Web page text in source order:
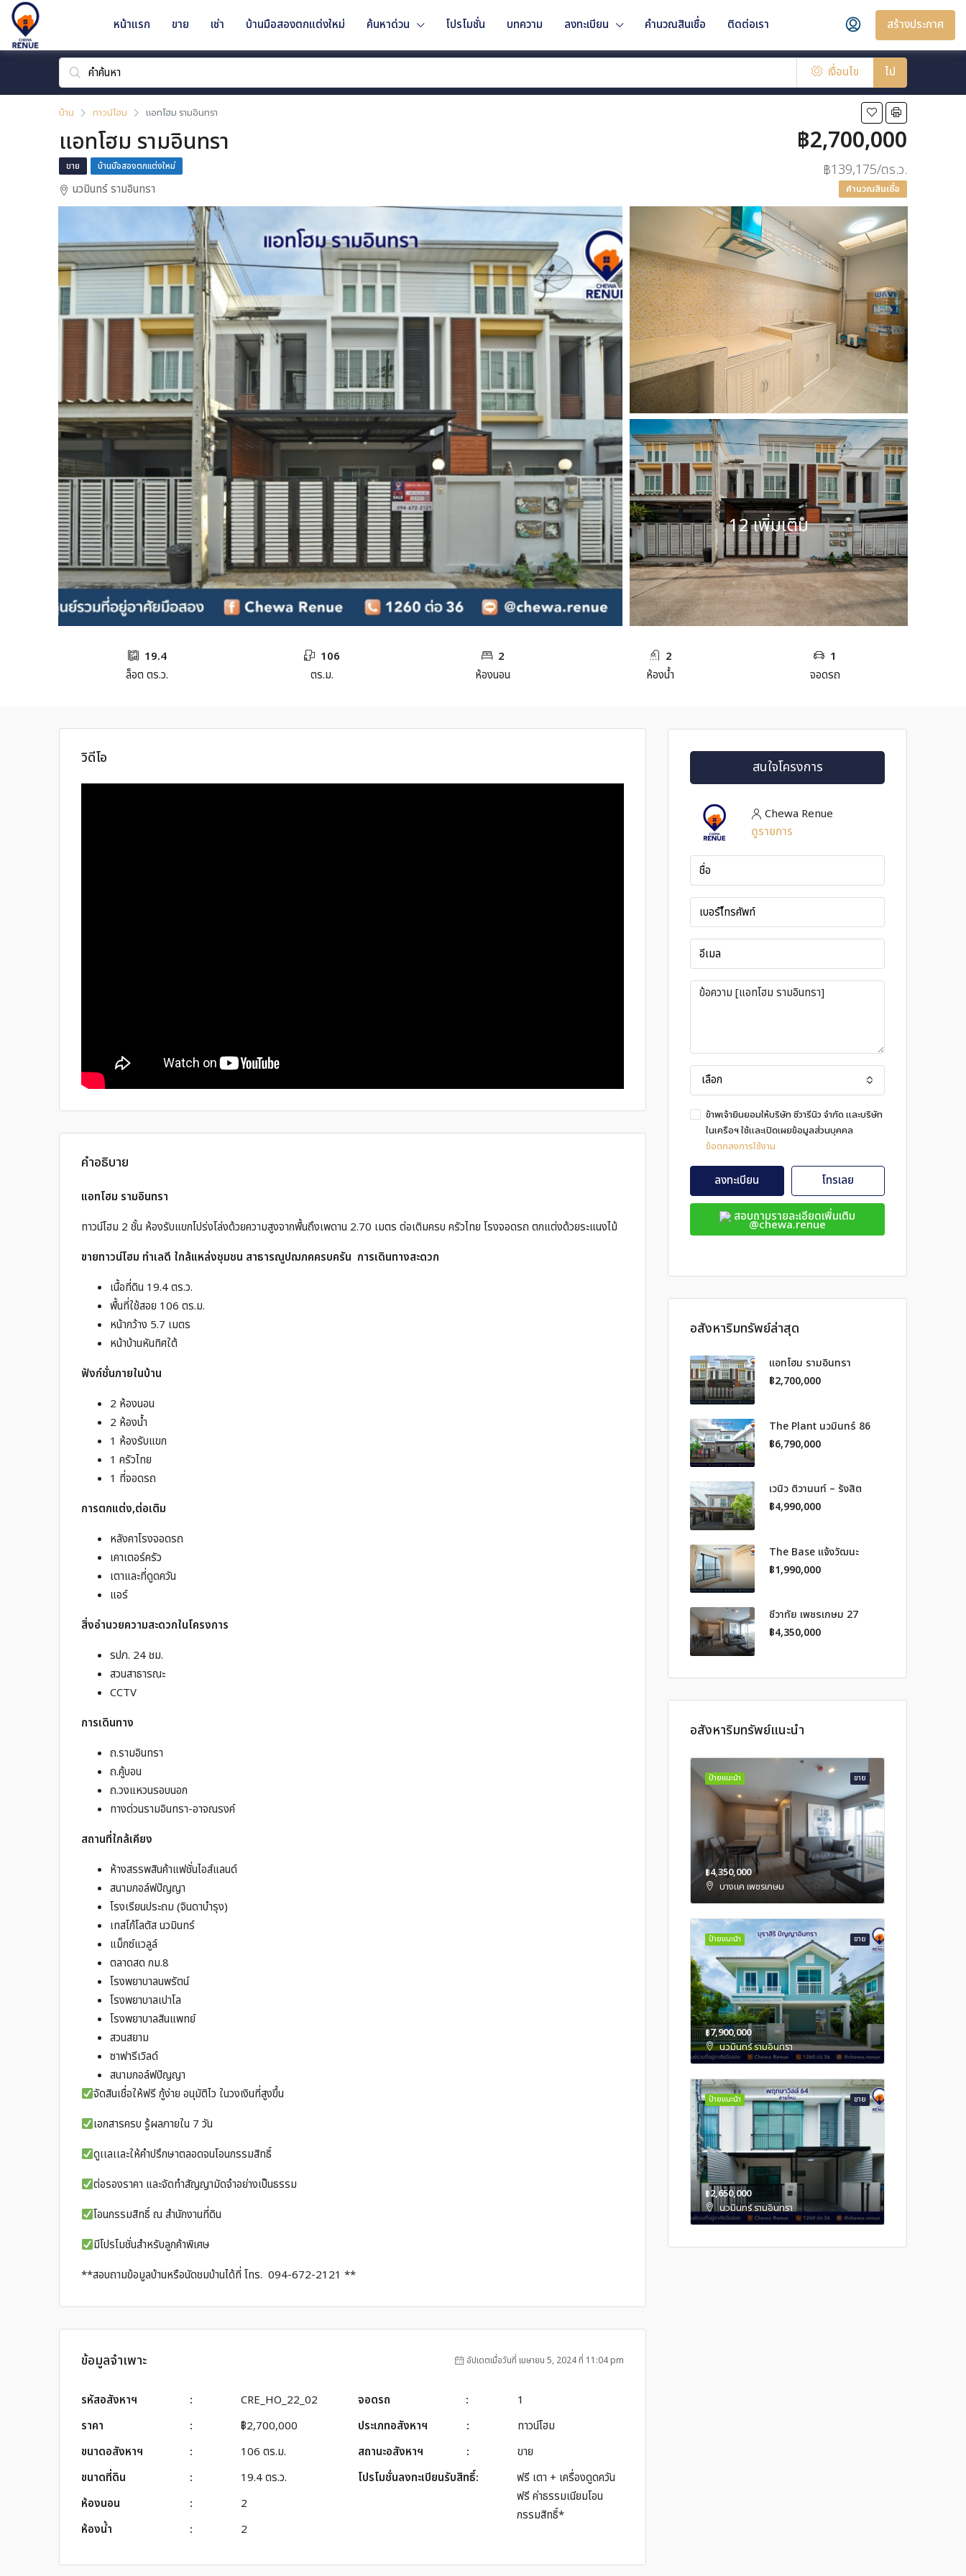
หน้าแรก ขาย เช่า บ้านมือสองตกแต่งใหม่ ค้นหาด่วน โปรโมชั่น บทความ ลงทะเบียน คำนวณสินเชื่อ ติดต่อเรา สร้างประกาศ
เงื่อนไข ไป
บ้าน ทาวน์โฮม แอทโฮม รามอินทรา
แอทโฮม รามอินทรา ฿2,700,000
฿139,175/ตร.ว.
คำนวณสินเชื่อ
ขาย บ้านมือสองตกแต่งใหม่
นวมินทร์ รามอินทรา
12 เพิ่มเติม
19.4
ล็อต ตร.ว.
106
ตร.ม.
2
ห้องนอน
2
ห้องน้ำ
1
จอดรถ
วิดีโอ
คำอธิบาย
แอทโฮม รามอินทรา
ทาวน์โฮม 2 ชั้น ห้องรับแขกโปร่งโล่งด้วยความสูงจากพื้นถึงเพดาน 2.70 เมตร ต่อเติมครบ ครัวไทย โรงจอดรถ ตกแต่งด้วยระแนงไม้
ขายทาวน์โฮม ทำเลดี ใกล้แหล่งชุมชน สาธารณูปฌภคครบครัน การเดินทางสะดวก
เนื้อที่ดิน 19.4 ตร.ว.
พื้นที่ใช้สอย 106 ตร.ม.
หน้ากว้าง 5.7 เมตร
หน้าบ้านหันทิศใต้
ฟังก์ชั่นภายในบ้าน
2 ห้องนอน
2 ห้องน้ำ
1 ห้องรับแขก
1 ครัวไทย
1 ที่จอดรถ
การตกแต่ง,ต่อเติม
หลังคาโรงจอดรถ
เคาเตอร์ครัว
เตาและที่ดูดควัน
แอร์
สิ่งอำนวยความสะดวกในโครงการ
รปภ. 24 ชม.
สวนสาธารณะ
CCTV
การเดินทาง
ถ.รามอินทรา
ถ.คู้บอน
ถ.วงแหวนรอบนอก
ทางด่วนรามอินทรา-อาจณรงค์
สถานที่ใกล้เคียง
ห้างสรรพสินค้าแฟชั่นไอส์แลนด์
สนามกอล์ฟปัญญา
โรงเรียนประถม (จินดาบำรุง)
เทสโก้โลตัส นวมินทร์
แม็กซ์แวลูล์
ตลาดสด กม.8
โรงพยาบาลนพรัตน์
โรงพยาบาลเปาโล
โรงพยาบาลสินแพทย์
สวนสยาม
ซาฟารีเวิลด์
สนามกอล์ฟปัญญา
จัดสินเชื่อให้ฟรี กู้ง่าย อนุมัติไว ในวงเงินที่สูงขึ้น
เอกสารครบ รู้ผลภายใน 7 วัน
ดูเเลเเละให้คำปรึกษาตลอดจนโอนกรรมสิทธิ์
ต่อรองราคา และจัดทำสัญญามัดจำอย่างเป็นธรรม
โอนกรรมสิทธิ์ ณ สำนักงานที่ดิน
มีโปรโมชั่นสำหรับลูกค้าพิเศษ
**สอบถามข้อมูลบ้านหรือนัดชมบ้านได้ที่ โทร. 094-672-2121 **
ข้อมูลจำเพาะ อัปเดตเมื่อวันที่ เมษายน 5, 2024 ที่ 11:04 pm
รหัสอสังหาฯ :
CRE_HO_22_02
ราคา
:
฿2,700,000
ขนาดอสังหาฯ
:
106 ตร.ม.
ขนาดที่ดิน
:
19.4 ตร.ว.
ห้องนอน
:
2
ห้องน้ำ
: 2
จอดรถ :
1
ประเภทอสังหาฯ
:
ทาวน์โฮม
สถานะอสังหาฯ
:
ขาย
โปรโมชั่นลงทะเบียนรับสิทธิ์:
ฟรี เตา + เครื่องดูดควัน
ฟรี ค่าธรรมเนียมโอน
กรรมสิทธิ์*
สนใจโครงการ
Chewa Renue
ดูรายการ
เลือก
ข้าพเจ้ายินยอมให้บริษัท ชีวารีนิว จำกัด และบริษัท
ในเครือฯ ใช้และเปิดเผยข้อมูลส่วนบุคคล
ข้อตกลงการใช้งาน
ลงทะเบียน โทรเลย
สอบถามรายละเอียดเพิ่มเติม
@chewa.renue
อสังหาริมทรัพย์ล่าสุด
แอทโฮม รามอินทรา
฿2,700,000
The Plant นวมินทร์ 86
฿6,790,000
เวนิว ติวานนท์ – รังสิต
฿4,990,000
The Base แจ้งวัฒนะ
฿1,990,000
ชีวาทัย เพชรเกษม 27
฿4,350,000
อสังหาริมทรัพย์แนะนำ
ขาย
ป้ายแนะนำ
฿4,350,000
บางแค เพชรเกษม
ขาย
ป้ายแนะนำ
฿7,900,000
นวมินทร์ รามอินทรา
ขาย
ป้ายแนะนำ
฿2,650,000
นวมินทร์ รามอินทรา